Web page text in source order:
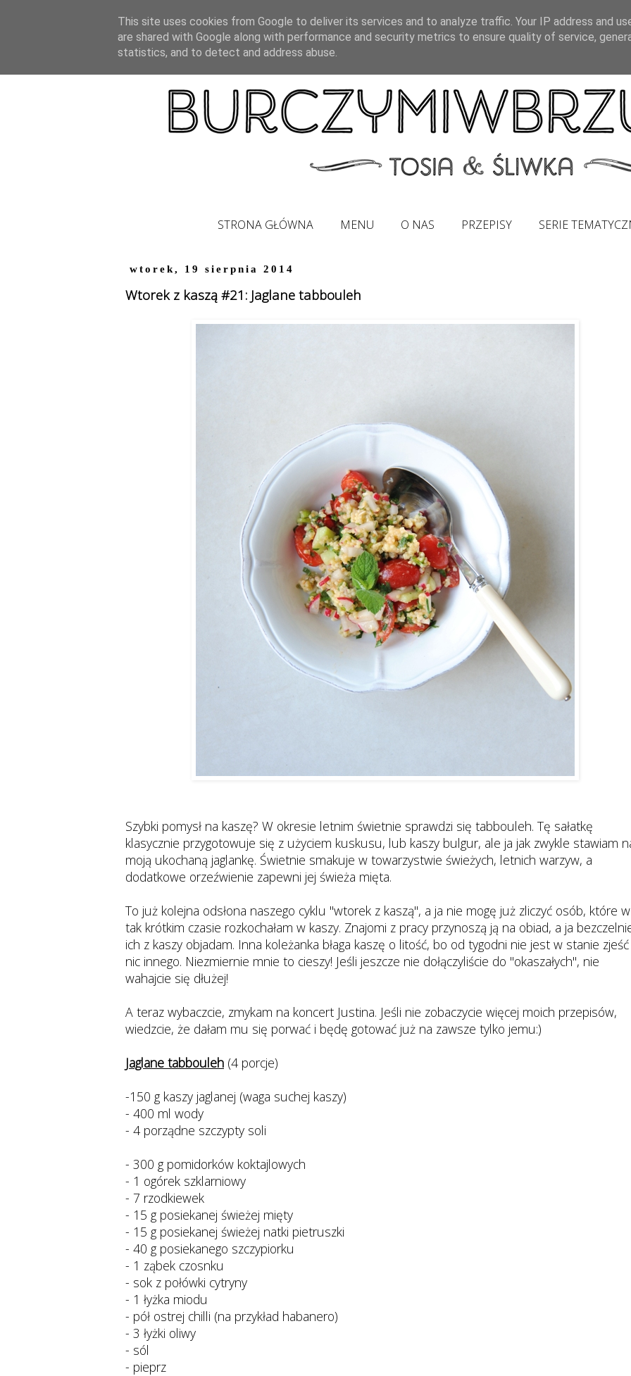
STRONA GŁÓWNA MENU O NAS PRZEPISY SERIE
wtorek, 19 sierpnia 2014
Wtorek z kaszą #21: Jaglane tabbouleh
Szybki pomysł na kaszę? W okresie letnim świetnie sprawdzi się tabbouleh. Tę sałatkę
klasycznie przygotowuje się z użyciem kuskusu, lub kaszy bulgur, ale ja jak zwykle stawiam
moją ukochaną jaglankę. Świetnie smakuje w towarzystwie świeżych, letnich warzyw, a
dodatkowe orzeźwienie zapewni jej świeża mięta.
To już kolejna odsłona naszego cyklu "wtorek z kaszą", a ja nie mogę już zliczyć osób, które w
tak krótkim czasie rozkochałam w kaszy. Znajomi z pracy przynoszą ją na obiad, a ja
ich z kaszy objadam. Inna koleżanka błaga kaszę o litość, bo od tygodni nie jest w stanie zjeść
nic innego. Niezmiernie mnie to cieszy! Jeśli jeszcze nie dołączyliście do "okaszałych", nie
wahajcie się dłużej!
A teraz wybaczcie, zmykam na koncert Justina. Jeśli nie zobaczycie więcej moich przepisów,
wiedzcie, że dałam mu się porwać i będę gotować już na zawsze tylko jemu:)
Jaglane tabbouleh (4 porcje)
-150 g kaszy jaglanej (waga suchej kaszy)
- 400 ml wody
- 4 porządne szczypty soli
- 300 g pomidorków koktajlowych
- 1 ogórek szklarniowy
- 7 rzodkiewek
- 15 g posiekanej świeżej mięty
- 15 g posiekanej świeżej natki pietruszki
- 40 g posiekanego szczypiorku
- 1 ząbek czosnku
- sok z połówki cytryny
- 1 łyżka miodu
- pół ostrej chilli (na przykład habanero)
- 3 łyżki oliwy
- sól
- pieprz
This site uses cookies from Google to deliver its services and to analyze traffic. Your IP address and
are shared with Google along with performance and security metrics to ensure quality of service,
statistics, and to detect and address abuse.